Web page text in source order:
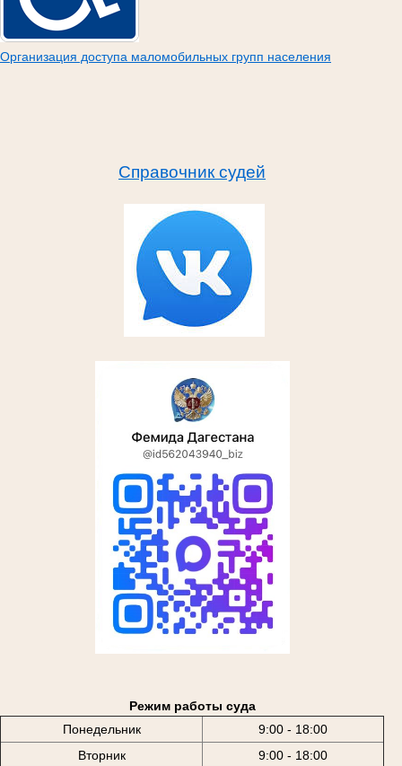
Организация доступа маломобильных групп населения
Справочник судей
Режим работы суда
Понедельник
9:00 - 18:00
Вторник
9:00 - 18:00